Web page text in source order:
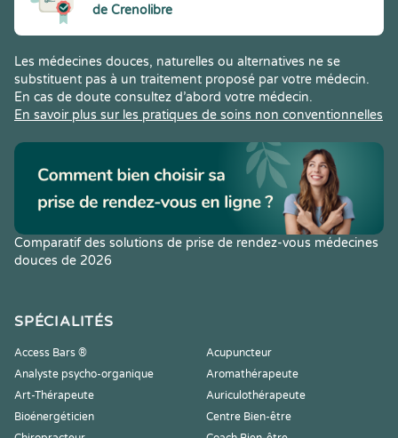
de Crenolibre
Les médecines douces, naturelles ou alternatives ne se
substituent pas à un traitement proposé par votre médecin.
En cas de doute consultez d’abord votre médecin.
En savoir plus sur les pratiques de soins non conventionnelles
Comparatif des solutions de prise de rendez-vous médecines
douces de 2026
SPÉCIALITÉS
Access Bars ®
Acupuncteur
Analyste psycho-organique
Aromathérapeute
Art-Thérapeute
Auriculothérapeute
Bioénergéticien
Centre Bien-être